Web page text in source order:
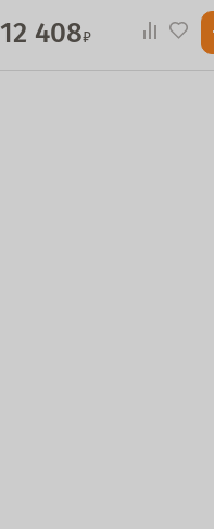
12 408₽